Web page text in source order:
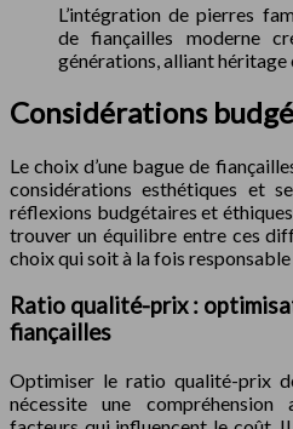
L’intégration de pierres
de fiançailles moderne
générations, alliant héritage
Considérations
Le choix d’une bague de
considérations esthétiques et
réflexions budgétaires et
trouver un équilibre entre ces
choix qui soit à la fois
Ratio qualité-prix :
fiançailles
Optimiser le ratio qualité-prix
nécessite une